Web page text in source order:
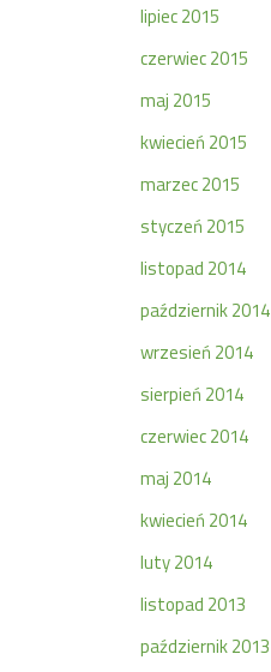
lipiec 2015
czerwiec 2015
maj 2015
kwiecień 2015
marzec 2015
styczeń 2015
listopad 2014
październik 2014
wrzesień 2014
sierpień 2014
czerwiec 2014
maj 2014
kwiecień 2014
luty 2014
listopad 2013
październik 2013